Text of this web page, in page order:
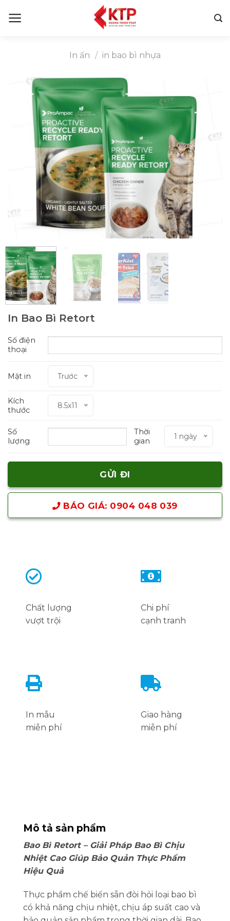
In ấn / in bao bì nhựa
In Bao Bì Retort
Số điện
thoại
Mặt in Trước
Kích
thước
8.5x11
Số
lượng
Thời
gian
1 ngày
BÁO GIÁ: 0904 048 039
Chất lượng
vượt trội
Chi phí
cạnh tranh
In mẫu
miễn phí
Giao hàng
miễn phí
Mô tả sản phẩm
Bao Bì Retort – Giải Pháp Bao Bì Chịu
Nhiệt Cao Giúp Bảo Quản Thực Phẩm
Hiệu Quả
Thực phẩm chế biến sẵn đòi hỏi loại bao bì
có khả năng chịu nhiệt, chịu áp suất cao và